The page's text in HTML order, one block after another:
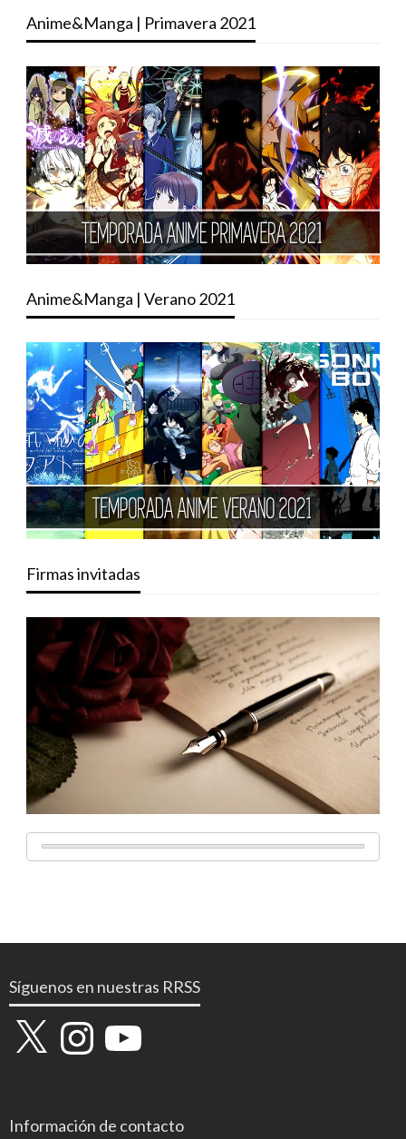
Anime&Manga | Primavera 2021
Anime&Manga | Verano 2021
Firmas invitadas
Síguenos en nuestras RRSS
X InstagramYouTube
Información de contacto